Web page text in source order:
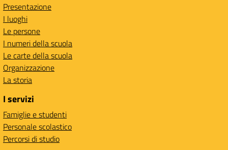
Presentazione
I luoghi
Le persone
I numeri della scuola
Le carte della scuola
Organizzazione
La storia
I servizi
Famiglie e studenti
Personale scolastico
Percorsi di studio